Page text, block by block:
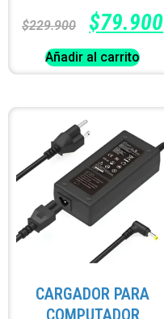
$229.900 $79.900
Añadir al carrito
CARGADOR PARA